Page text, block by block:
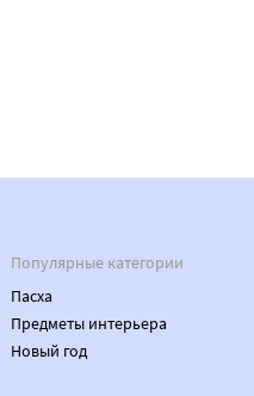
Популярные категории
Пасха
Предметы интерьера
Новый год